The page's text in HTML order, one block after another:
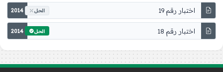
اختبار رقم 19 2014 الحل
اختبار رقم 18 2014 الحل